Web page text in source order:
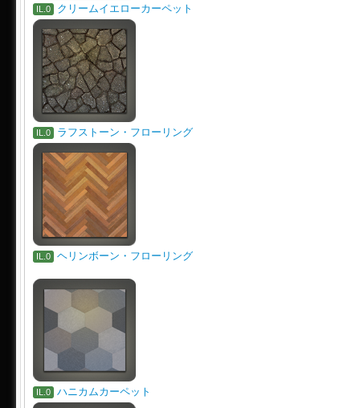
IL.0 クリームイエローカーペット
IL.0 ラフストーン・フローリング
IL.0 ヘリンボーン・フローリング
IL.0 ハニカムカーペット